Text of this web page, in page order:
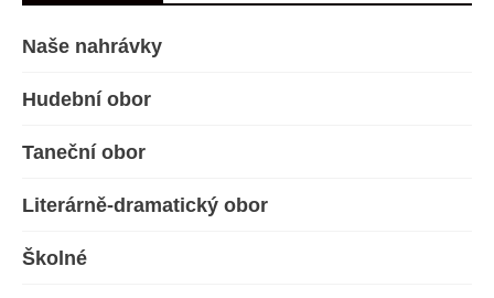
Naše nahrávky
Hudební obor
Taneční obor
Literárně-dramatický obor
Školné